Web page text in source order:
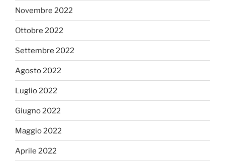
Novembre 2022
Ottobre 2022
Settembre 2022
Agosto 2022
Luglio 2022
Giugno 2022
Maggio 2022
Aprile 2022